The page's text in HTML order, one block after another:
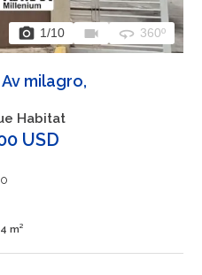
photo_camera 1/10 videocam 360 360º
milagro,
Habitat
USD
m²